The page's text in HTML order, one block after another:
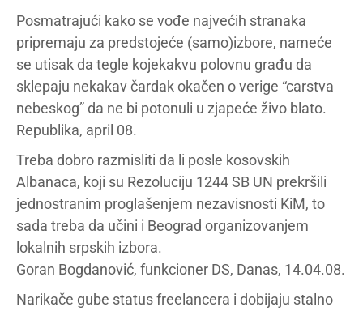
Posmatrajući kako se vođe najvećih stranaka
pripremaju za predstojeće (samo)izbore, nameće
se utisak da tegle kojekakvu polovnu građu da
sklepaju nekakav čardak okačen o verige “carstva
nebeskog” da ne bi potonuli u zjapeće živo blato.
Republika, april 08.
Treba dobro razmisliti da li posle kosovskih
Albanaca, koji su Rezoluciju 1244 SB UN prekršili
jednostranim proglašenjem nezavisnosti KiM, to
sada treba da učini i Beograd organizovanjem
lokalnih srpskih izbora.
Goran Bogdanović, funkcioner DS, Danas, 14.04.08.
Narikače gube status freelancera i dobijaju stalno